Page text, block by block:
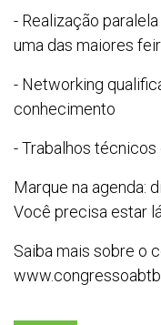
- Realização
uma das maiores
- Networking
conhecimento
- Trabalhos técnicos
Marque na agenda:
Você precisa estar
Saiba mais sobre o